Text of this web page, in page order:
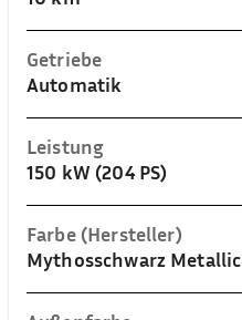
Getriebe
Automatik
Leistung
150 kW (204 PS)
Farbe (Hersteller)
Mythosschwarz Metallic